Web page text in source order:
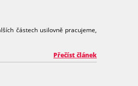
částech usilovně pracujeme,
Přečíst článek